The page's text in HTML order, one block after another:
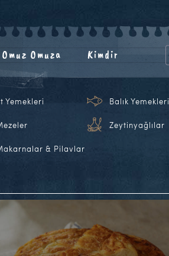
Omuz Omuza Kimdir
Yemekleri Balık Yemekleri
Zeytinyağlılar
& Pilavlar